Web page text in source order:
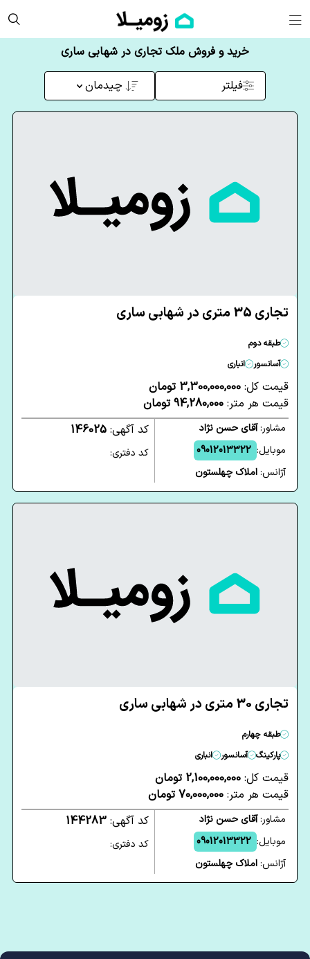
خرید و فروش ملک تجاری در شهابی ساری
فیلتر چیدمان
تجاری 35 متری در شهابی ساری
طبقه دوم
آسانسور
انباری
قیمت کل: 3,300,000,000 تومان
قیمت هر متر: 94,280,000 تومان
مشاور:آقای حسن نژاد
موبایل: 09012013322
آژانس:املاک چهلستون
کد آگهی: 146025
کد دفتری:
تجاری 30 متری در شهابی ساری
طبقه چهارم
پارکینگ
آسانسور انباری
قیمت کل: 2,100,000,000 تومان
قیمت هر متر: 70,000,000 تومان
مشاور:آقای حسن نژاد
موبایل: 09012013322
آژانس:املاک چهلستون
کد آگهی: 144283
کد دفتری: